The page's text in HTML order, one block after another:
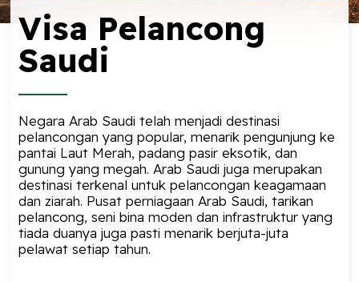
Visa Pelancong
Saudi
Negara Arab Saudi telah menjadi destinasi
pelancongan yang popular, menarik pengunjung ke
pantai Laut Merah, padang pasir eksotik, dan
gunung yang megah. Arab Saudi juga merupakan
destinasi terkenal untuk pelancongan keagamaan
dan ziarah. Pusat perniagaan Arab Saudi, tarikan
pelancong, seni bina moden dan infrastruktur yang
tiada duanya juga pasti menarik berjuta-juta
pelawat setiap tahun.